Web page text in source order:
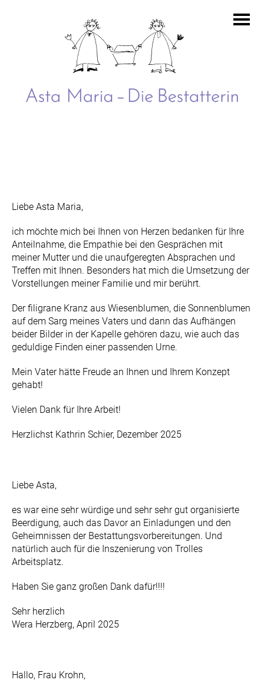
Liebe Asta Maria,
ich möchte mich bei Ihnen von Herzen bedanken für Ihre
Anteilnahme, die Empathie bei den Gesprächen mit
meiner Mutter und die unaufgeregten Absprachen und
Treffen mit Ihnen. Besonders hat mich die Umsetzung der
Vorstellungen meiner Familie und mir berührt.
Der filigrane Kranz aus Wiesenblumen, die Sonnenblumen
auf dem Sarg meines Vaters und dann das Aufhängen
beider Bilder in der Kapelle gehören dazu, wie auch das
geduldige Finden einer passenden Urne.
Mein Vater hätte Freude an Ihnen und Ihrem Konzept
gehabt!
Vielen Dank für Ihre Arbeit!
Herzlichst Kathrin Schier, Dezember 2025
Liebe Asta,
es war eine sehr würdige und sehr sehr gut organisierte
Beerdigung, auch das Davor an Einladungen und den
Geheimnissen der Bestattungsvorbereitungen. Und
natürlich auch für die Inszenierung von Trolles
Arbeitsplatz.
Haben Sie ganz großen Dank dafür!!!!
Sehr herzlich
Wera Herzberg, April 2025
Hallo, Frau Krohn,